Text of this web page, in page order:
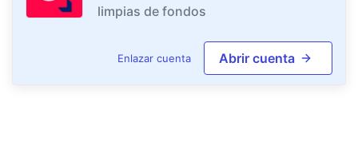
limpias de fondos
Enlazar cuenta Abrir cuenta